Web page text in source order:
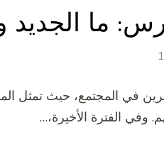
ما الجديد
في المجتمع، حيث تمثل
وفي الفترة الأخيرة،…